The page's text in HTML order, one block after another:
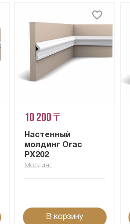
10 200 ₸
Настенный
молдинг Orac
PX202
Молдинг
В корзину